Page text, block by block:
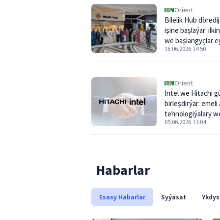
Orient
Bilelik Hub
işine başlaýar:
we başlangyçlar
meýdançasyny
16.06.2026 14:50
Orient
Intel we Hitachi
birleşdirýär:
tehnologiýalary
çipler
09.06.2026 13:04
Habarlar
Esasy Habarlar Syýasat